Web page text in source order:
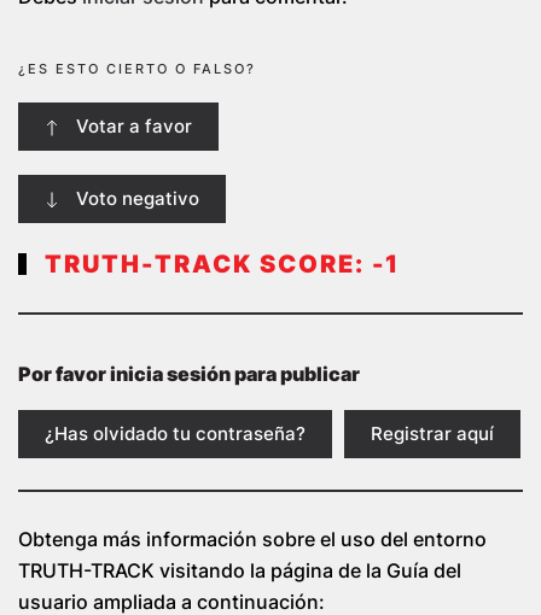
¿ES ESTO CIERTO O FALSO?
Votar a favor
Voto negativo
TRUTH-TRACK SCORE: -1
Por favor inicia sesión para publicar
¿Has olvidado tu contraseña? Registrar aquí
Obtenga más información sobre el uso del entorno
TRUTH-TRACK visitando la página de la Guía del
usuario ampliada a continuación: